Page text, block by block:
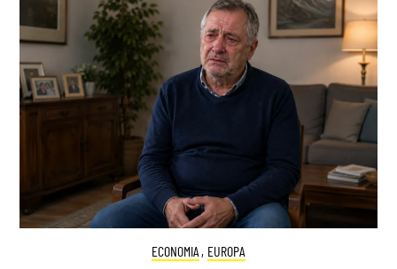
ECONOMIA , EUROPA